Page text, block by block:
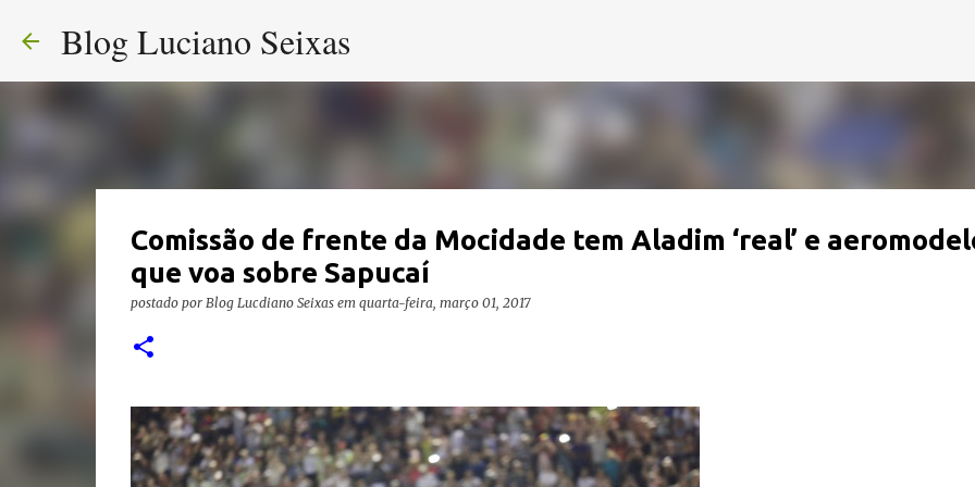
Blog Luciano Seixas
Comissão de frente da Mocidade tem Aladim ‘real’ e
que voa sobre Sapucaí
postado por Blog Lucdiano Seixas em quarta-feira, março 01, 2017